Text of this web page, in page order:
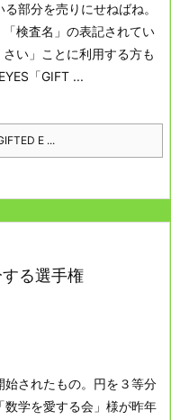
部分を売りにせねばね。
「検査名」の表記されてい
い」ことに利用する方も
「GIFT ...
E ...
する選手権
されたもの。 円を３等分
「数学を愛する会」様が昨年